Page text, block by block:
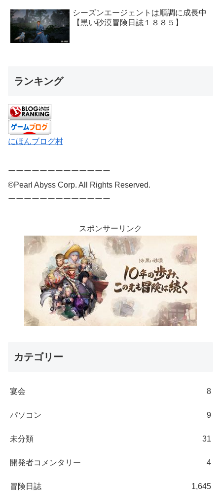
シーズンエージェントは順調に成長中
【黒い砂漠冒険日誌１８８５】
ランキング
にほんブログ村
ーーーーーーーーーーーーー
©Pearl Abyss Corp. All Rights Reserved.
ーーーーーーーーーーーーー
スポンサーリンク
カテゴリー
宴会 8
パソコン 9
未分類 31
開発者コメンタリー 4
冒険日誌 1,645